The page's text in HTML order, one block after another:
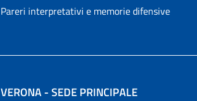
Pareri interpretativi e memorie difensive
VERONA - SEDE PRINCIPALE